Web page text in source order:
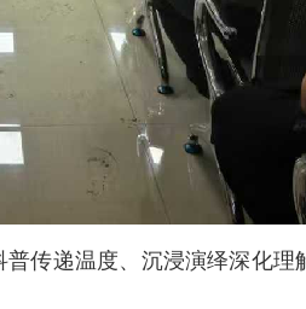
传递温度、沉浸演绎深化